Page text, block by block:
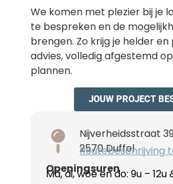
We komen met plezier bij je
te bespreken en de
brengen. Zo krijg je helder
advies, volledig afgestemd
plannen.
JOUW PROJECT
Nijverheidsstraat
2570 Duffel
Routebeschrijving
Openingsuren
Ma, di, woe en do: 9u – 12u